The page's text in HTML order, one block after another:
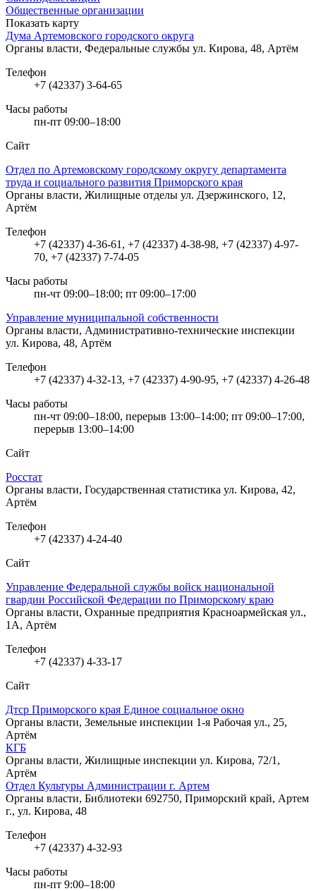
Общественные организации
Показать карту
Дума Артемовского городского округа
Органы власти, Федеральные службы ул. Кирова, 48, Артём
Телефон
+7 (42337) 3-64-65
Часы работы
пн-пт 09:00–18:00
Сайт
Отдел по Артемовскому городскому округу департамента
труда и социального развития Приморского края
Органы власти, Жилищные отделы ул. Дзержинского, 12,
Артём
Телефон
+7 (42337) 4-36-61, +7 (42337) 4-38-98, +7 (42337) 4-97-
70, +7 (42337) 7-74-05
Часы работы
пн-чт 09:00–18:00; пт 09:00–17:00
Управление муниципальной собственности
Органы власти, Административно-технические инспекции
ул. Кирова, 48, Артём
Телефон
+7 (42337) 4-32-13, +7 (42337) 4-90-95, +7 (42337) 4-26-48
Часы работы
пн-чт 09:00–18:00, перерыв 13:00–14:00; пт 09:00–17:00,
перерыв 13:00–14:00
Сайт
Росстат
Органы власти, Государственная статистика ул. Кирова, 42,
Артём
Телефон
+7 (42337) 4-24-40
Сайт
Управление Федеральной службы войск национальной
гвардии Российской Федерации по Приморскому краю
Органы власти, Охранные предприятия Красноармейская ул.,
1А, Артём
Телефон
+7 (42337) 4-33-17
Сайт
Дтср Приморского края Единое социальное окно
Органы власти, Земельные инспекции 1-я Рабочая ул., 25,
Артём
КГБ
Органы власти, Жилищные инспекции ул. Кирова, 72/1,
Артём
Отдел Культуры Администрации г. Артем
Органы власти, Библиотеки 692750, Приморский край, Артем
г., ул. Кирова, 48
Телефон
+7 (42337) 4-32-93
Часы работы
пн-пт 9:00–18:00